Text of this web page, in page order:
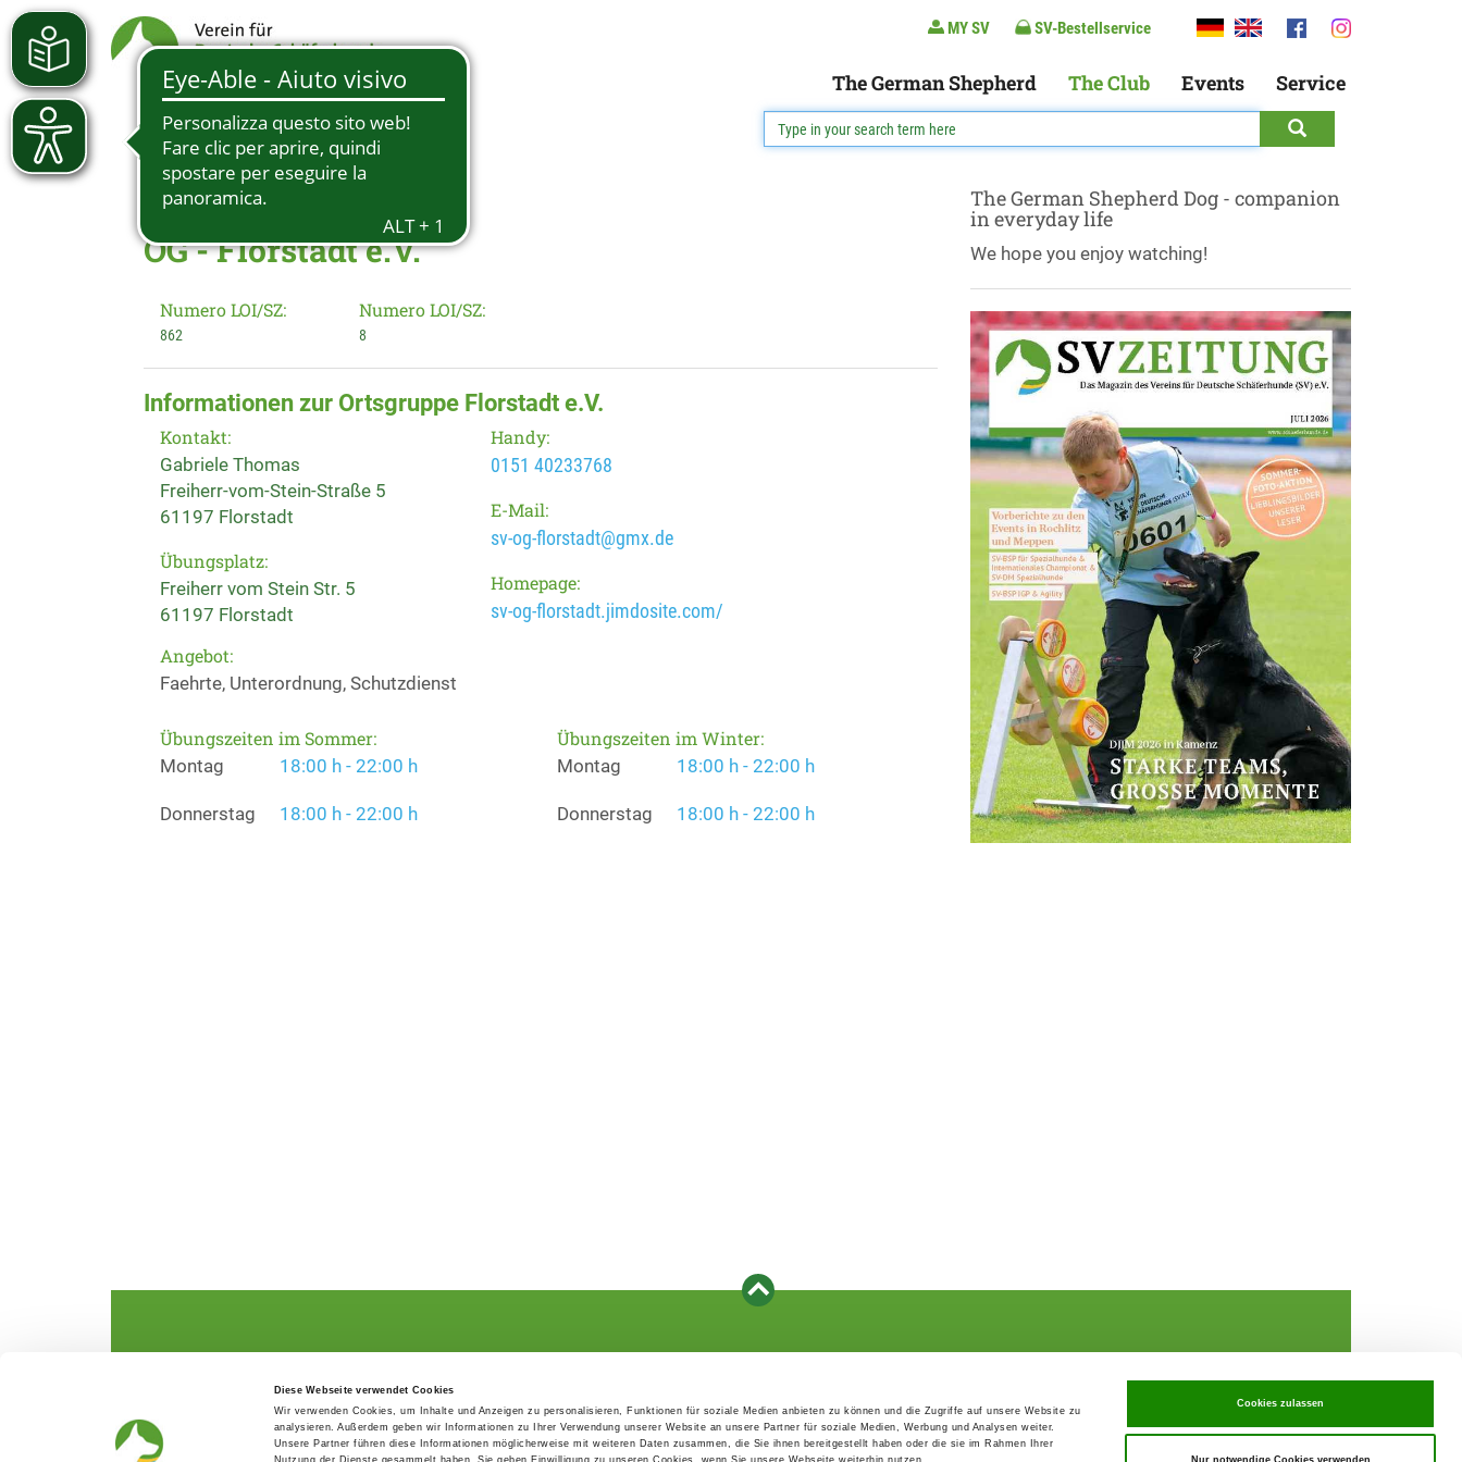
Diese Webseite verwendet Cookies
Wir verwenden Cookies, um Inhalte und Anzeigen zu personalisieren, Funktionen für soziale Medien anbieten zu können und die Zugriffe auf unsere Website zu
analysieren. Außerdem geben wir Informationen zu Ihrer Verwendung unserer Website an unsere Partner für soziale Medien, Werbung und Analysen weiter.
Unsere Partner führen diese Informationen möglicherweise mit weiteren Daten zusammen, die Sie ihnen bereitgestellt haben oder die sie im Rahmen Ihrer
Cookies zulassen
Nur notwendige Cookies verwenden
MY SV SV-Bestellservice
The German Shepherd The Club Events Service
OG - Florstadt e.V.
Numero LOI/SZ:
862
Numero LOI/SZ:
8
Informationen zur Ortsgruppe Florstadt e.V.
Kontakt:
Gabriele Thomas
Freiherr-vom-Stein-Straße 5
61197 Florstadt
Übungsplatz:
Freiherr vom Stein Str. 5
61197 Florstadt
Handy:
0151 40233768
E-Mail:
sv-og-florstadt@gmx.de
Homepage:
sv-og-florstadt.jimdosite.com/
Angebot:
Faehrte, Unterordnung, Schutzdienst
Übungszeiten im Sommer:
Montag 18:00 h - 22:00 h
Donnerstag 18:00 h - 22:00 h
Übungszeiten im Winter:
Montag 18:00 h - 22:00 h
Donnerstag 18:00 h - 22:00 h
The German Shepherd Dog - companion
in everyday life
We hope you enjoy watching!
Everything about the breed
Breeding and upbringing
Helper and saviour
Structur
SV magazine
Local groups
Youth
Supra-regional events VDH/FCI
Events calender
Paymentsystem
Forms, information brochures,
directories